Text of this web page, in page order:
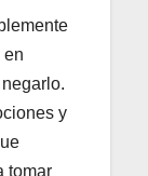
en
y
tomar